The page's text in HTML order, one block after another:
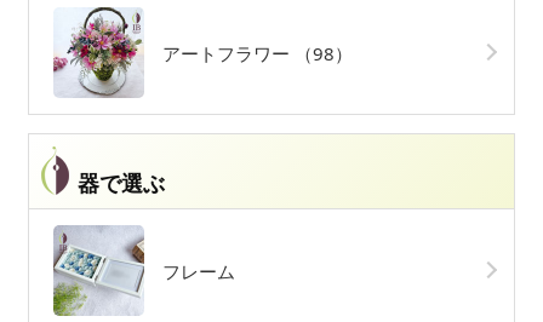
アートフラワー （98）
器で選ぶ
フレーム